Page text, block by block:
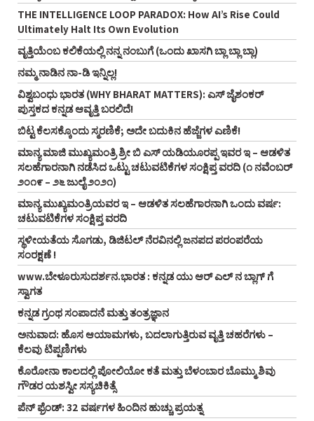
THE INTELLIGENCE LOOP PARADOX: How AI’s Rise Could
Ultimately Halt Its Own Evolution
ವೃತ್ತಿಯೆಂಬ ಕಲಿಕೆಯಲ್ಲಿ ನನ್ನ ನಂಬುಗೆ (ಒಂದು ಖಾಸಗಿ ಬ್ಲಾ ಬ್ಲಾ ಬ್ಲಾ)
ನಮ್ಮ ನಾಡಿನ ನಾ-ಡಿ ಇನ್ನಿಲ್ಲ!
ವಿಶ್ವಬಂಧು ಭಾರತ (WHY BHARAT MATTERS): ಎಸ್ ಜೈಶಂಕರ್
ಪುಸ್ತಕದ ಕನ್ನಡ ಆವೃತ್ತಿ ಬರಲಿದೆ!
ಬಿಟ್ಟ ಕೆಲಸಕ್ಕೊಂದು ಸ್ಮರಣಿಕೆ; ಅದೇ ಬದುಕಿನ ಹೆಜ್ಜೆಗಳ ಎಣಿಕೆ!
ಮಾನ್ಯ ಮಾಜಿ ಮುಖ್ಯಮಂತ್ರಿ ಶ್ರೀ ಬಿ ಎಸ್‌ ಯಡಿಯೂರಪ್ಪ ಇವರ ಇ – ಆಡಳಿತ
ಸಲಹೆಗಾರನಾಗಿ ನಡೆಸಿದ ಒಟ್ಟು ಚಟುವಟಿಕೆಗಳ ಸಂಕ್ಷಿಪ್ತ ವರದಿ (೧ ನವೆಂಬರ್‌
೨೦೧೯ – ೨೬ ಜುಲೈ ೨೦೨೧)
ಮಾನ್ಯ ಮುಖ್ಯಮಂತ್ರಿಯವರ ಇ – ಆಡಳಿತ ಸಲಹೆಗಾರನಾಗಿ ಒಂದು ವರ್ಷ:
ಚಟುವಟಿಕೆಗಳ ಸಂಕ್ಷಿಪ್ತ ವರದಿ
ಸ್ಥಳೀಯತೆಯ ಸೊಗಡು, ಡಿಜಿಟಲ್‌ ನೆರವಿನಲ್ಲಿ ಜನಪದ ಪರಂಪರೆಯ
ಸಂರಕ್ಷಣೆ !
www.ಬೇಳೂರುಸುದರ್ಶನ.ಭಾರತ : ಕನ್ನಡ ಯು ಆರ್‌ ಎಲ್‌ ನ ಬ್ಲಾಗ್‌ ಗೆ
ಸ್ವಾಗತ
ಕನ್ನಡ ಗ್ರಂಥ ಸಂಪಾದನೆ ಮತ್ತು ತಂತ್ರಜ್ಞಾನ
ಅನುವಾದ: ಹೊಸ ಆಯಾಮಗಳು, ಬದಲಾಗುತ್ತಿರುವ ವೃತ್ತಿ ಚಹರೆಗಳು –
ಕೆಲವು ಟಿಪ್ಪಣಿಗಳು
ಕೊರೋನಾ ಕಾಲದಲ್ಲಿ ಪೋಲಿಯೋ ಕತೆ ಮತ್ತು ಬೆಳಂಬಾರ ಬೊಮ್ಮು ಶಿವು
ಗೌಡರ ಯಶಸ್ವೀ ಸಸ್ಯಚಿಕಿತ್ಸೆ
ಪೆನ್‌ ಫ್ರೆಂಡ್‌: 32 ವರ್ಷಗಳ ಹಿಂದಿನ ಹುಚ್ಚು ಪ್ರಯತ್ನ